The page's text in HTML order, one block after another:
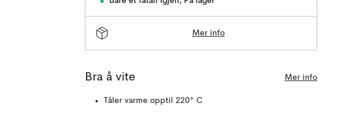
Mer info
Bra å vite Mer info
Tåler varme opptil 220° C